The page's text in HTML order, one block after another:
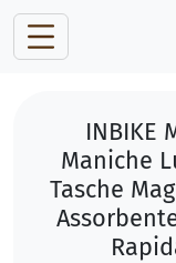
INBIKE
Maniche
Tasche